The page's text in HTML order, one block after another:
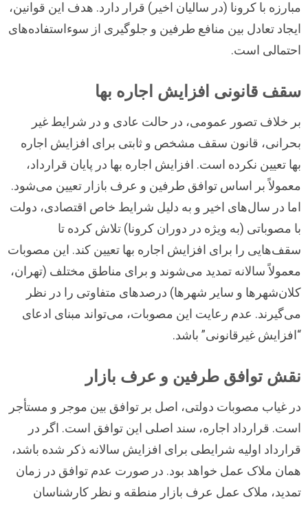
مبارزه با کرونا (در سالیان اخیر) قرار دارد. هدف این قوانین،
ایجاد تعادل بین منافع طرفین و جلوگیری از سوءاستفاده‌های
احتمالی است.
سقف قانونی افزایش اجاره بها
بر خلاف تصور عمومی، در حالت عادی و در شرایط غیر
بحرانی، قانون سقف مشخص و ثابتی برای افزایش اجاره
بها تعیین نکرده است. افزایش اجاره بها در پایان قرارداد،
معمولاً بر اساس توافق طرفین و عرف بازار تعیین می‌شود.
اما در سال‌های اخیر و به دلیل شرایط خاص اقتصادی، دولت
با مصوباتی (به ویژه در دوران کرونا) تلاش کرده تا
سقف‌هایی را برای افزایش اجاره بها تعیین کند. این مصوبات
معمولاً سالانه تمدید می‌شوند و برای مناطق مختلف (تهران،
کلان‌شهرها و سایر شهرها) درصدهای متفاوتی را در نظر
می‌گیرند. عدم رعایت این مصوبات، می‌تواند مبنای ادعای
“افزایش غیرقانونی” باشد.
نقش توافق طرفین و عرف بازار
در غیاب مصوبات دولتی، اصل بر توافق بین موجر و مستأجر
است. قرارداد اجاره، سند اصلی این توافق است. اگر در
قرارداد اولیه شرایطی برای افزایش سالانه ذکر شده باشد،
همان ملاک عمل خواهد بود. در صورت عدم توافق در زمان
تمدید، ملاک عمل عرف بازار منطقه و نظر کارشناسان